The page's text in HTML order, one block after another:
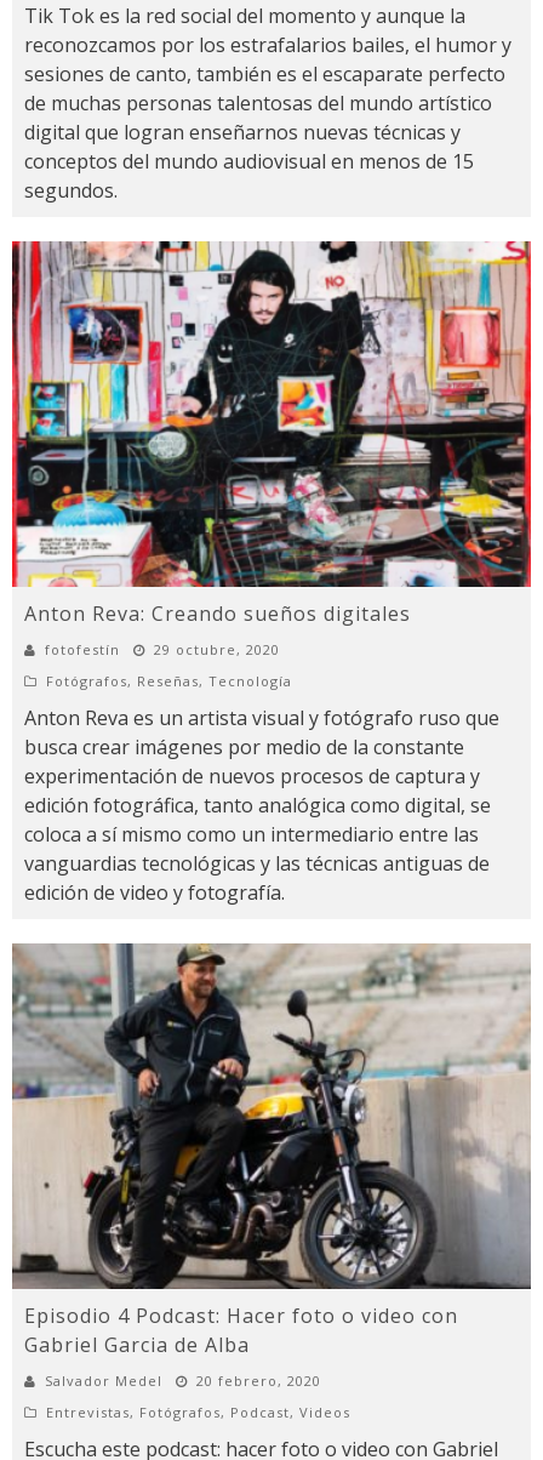
Tik Tok es la red social del momento y aunque la
reconozcamos por los estrafalarios bailes, el humor y
sesiones de canto, también es el escaparate perfecto
de muchas personas talentosas del mundo artístico
digital que logran enseñarnos nuevas técnicas y
conceptos del mundo audiovisual en menos de 15
segundos.
Anton Reva: Creando sueños digitales
fotofestín
29 octubre, 2020
Fotógrafos, Reseñas, Tecnología
Anton Reva es un artista visual y fotógrafo ruso que
busca crear imágenes por medio de la constante
experimentación de nuevos procesos de captura y
edición fotográfica, tanto analógica como digital, se
coloca a sí mismo como un intermediario entre las
vanguardias tecnológicas y las técnicas antiguas de
edición de video y fotografía.
Episodio 4 Podcast: Hacer foto o video con
Gabriel Garcia de Alba
Salvador Medel
20 febrero, 2020
Entrevistas, Fotógrafos, Podcast, Videos
Escucha este podcast: hacer foto o video con Gabriel